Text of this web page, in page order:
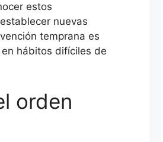
estos
nuevas
temprana es
hábitos difíciles de
orden